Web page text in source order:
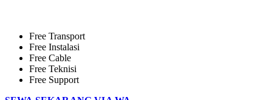
Free Transport
Free Instalasi
Free Cable
Free Teknisi
Free Support